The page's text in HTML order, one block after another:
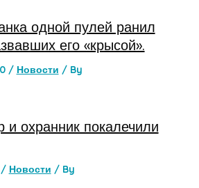
одной пулей ранил
его «крысой».
/ Новости / By
и охранник покалечили
/ Новости / By